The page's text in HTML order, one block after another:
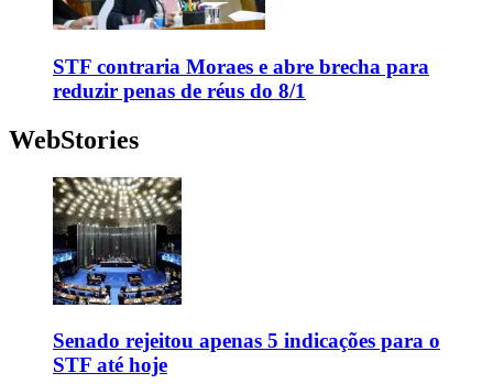
STF contraria Moraes e abre brecha para
reduzir penas de réus do 8/1
WebStories
Senado rejeitou apenas 5 indicações para o
STF até hoje